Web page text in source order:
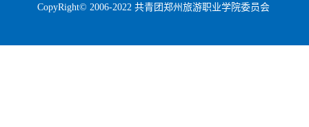
CopyRight© 2006-2022 共青团郑州旅游职业学院委员会